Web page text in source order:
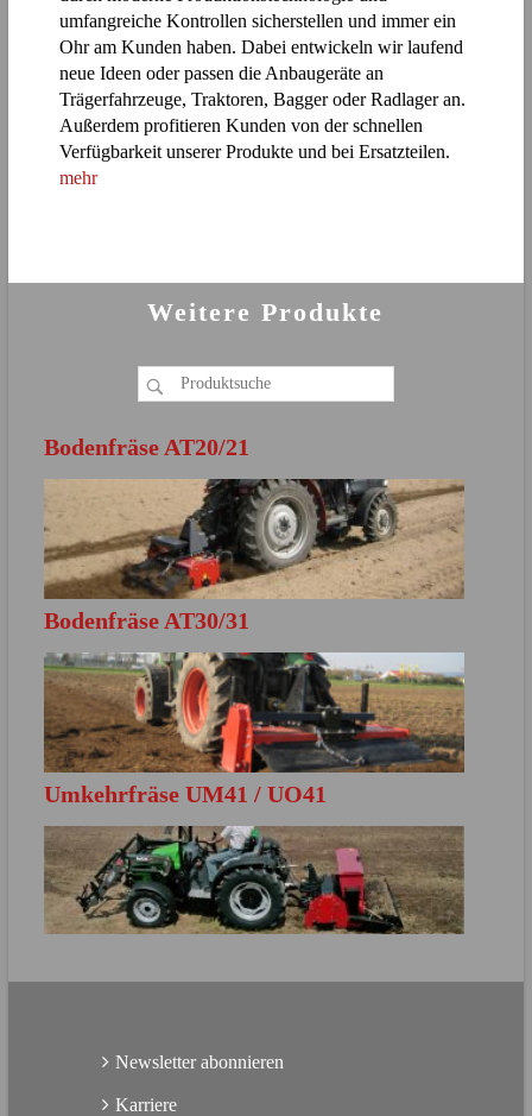
umfangreiche Kontrollen sicherstellen und immer ein
Ohr am Kunden haben. Dabei entwickeln wir laufend
neue Ideen oder passen die Anbaugeräte an
Trägerfahrzeuge, Traktoren, Bagger oder Radlager an.
Außerdem profitieren Kunden von der schnellen
Verfügbarkeit unserer Produkte und bei Ersatzteilen.
mehr
Weitere Produkte
Bodenfräse AT20/21
Direkt zur Produktbroschüre
Bodenfräse AT30/31
MEHR ERFAHREN
Direkt zur Produktbroschüre
Umkehrfräse UM41 / UO41
Newsletter abonnieren
Karriere